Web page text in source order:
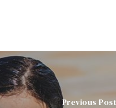
Previous Post